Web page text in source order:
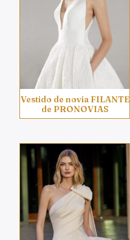
Vestido de novia FILANTE
de PRONOVIAS